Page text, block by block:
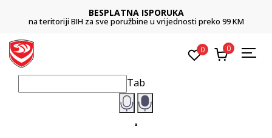
BESPLATNA ISPORUKA
na teritoriji BIH za sve poružbine u vrijednosti preko 99 KM
0 0
Tab